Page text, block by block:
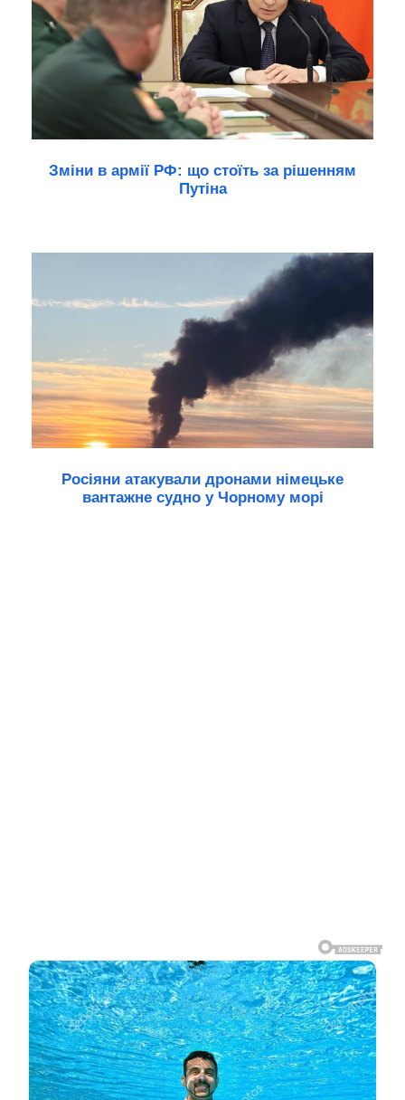
Зміни в армії РФ: що стоїть за рішенням
Путіна
Росіяни атакували дронами німецьке
вантажне судно у Чорному морі